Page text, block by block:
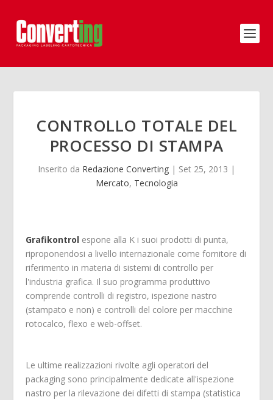
CONTROLLO TOTALE DEL
PROCESSO DI STAMPA
Inserito da Redazione Converting | Set 25, 2013 |
Mercato, Tecnologia
Grafikontrol espone alla K i suoi prodotti di punta,
riproponendosi a livello internazionale come fornitore di
riferimento in materia di sistemi di controllo per
l'industria grafica. Il suo programma produttivo
comprende controlli di registro, ispezione nastro
(stampato e non) e controlli del colore per macchine
rotocalco, flexo e web-offset.
Le ultime realizzazioni rivolte agli operatori del
packaging sono principalmente dedicate all'ispezione
nastro per la rilevazione dei difetti di stampa (statistica